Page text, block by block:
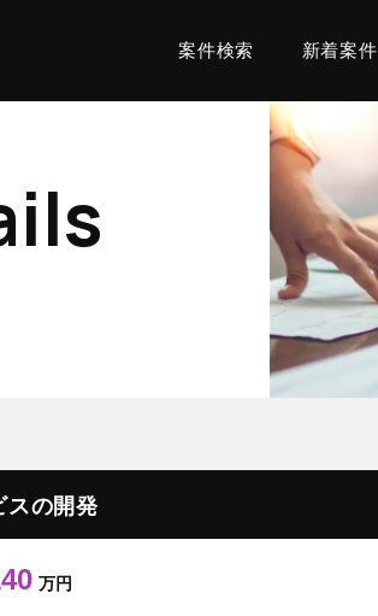
案件検索 新着案件
スの開発
万円